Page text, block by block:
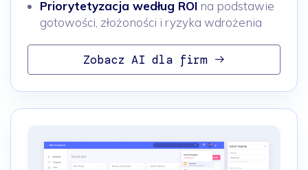
Priorytetyzacja według ROI na podstawie
gotowości, złożoności i ryzyka wdrożenia
Zobacz AI dla firm